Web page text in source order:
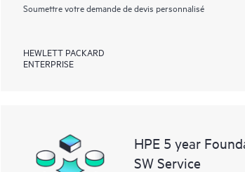
Soumettre votre demande de devis personnalisé
HEWLETT PACKARD
ENTERPRISE
HPE 5 year
SW Service